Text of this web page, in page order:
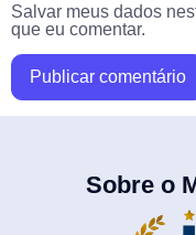
Salvar meus dados
que eu comentar.
Sobre o